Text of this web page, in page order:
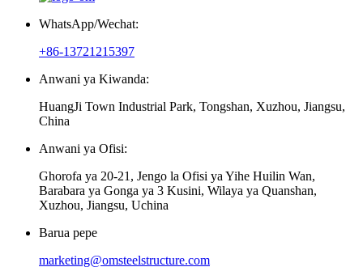
WhatsApp/Wechat:
+86-13721215397
Anwani ya Kiwanda:
HuangJi Town Industrial Park, Tongshan, Xuzhou, Jiangsu,
China
Anwani ya Ofisi:
Ghorofa ya 20-21, Jengo la Ofisi ya Yihe Huilin Wan,
Barabara ya Gonga ya 3 Kusini, Wilaya ya Quanshan,
Xuzhou, Jiangsu, Uchina
Barua pepe
marketing@omsteelstructure.com